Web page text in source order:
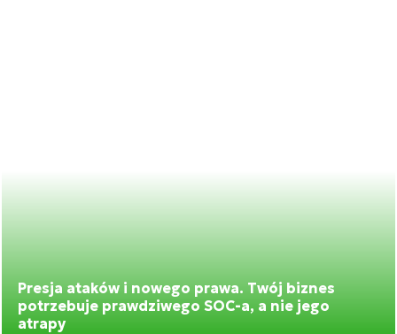
Presja ataków i nowego prawa. Twój biznes
potrzebuje prawdziwego SOC-a, a nie jego
atrapy